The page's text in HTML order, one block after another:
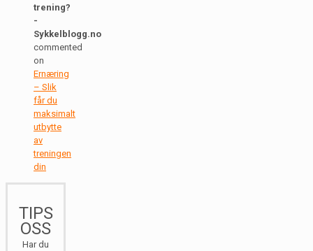
trening?
-
Sykkelblogg.no
commented
on
Ernæring
– Slik
får du
maksimalt
utbytte
av
treningen
din
TIPS
OSS
Har du